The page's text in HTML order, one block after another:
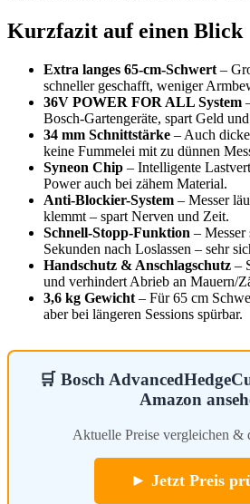
Kurzfazit auf einen Blick
Extra langes 65-cm-Schwert –
schneller geschafft, weniger
36V POWER FOR ALL System
Bosch-Gartengeräte, spart Geld
34 mm Schnittstärke – Auch
keine Fummelei mit zu dünnen
Syneon Chip – Intelligente
Power auch bei zähem Material.
Anti-Blockier-System – Messer
klemmt – spart Nerven und Zeit.
Schnell-Stopp-Funktion – Messer
Sekunden nach Loslassen – sehr
Handschutz & Anschlagschutz –
und verhindert Abrieb an Mauern/
3,6 kg Gewicht – Für 65 cm
aber bei längeren Sessions spürbar.
🛒 Bosch
Amazon
Aktuelle Preise vergleichen &
► Jetzt Preis